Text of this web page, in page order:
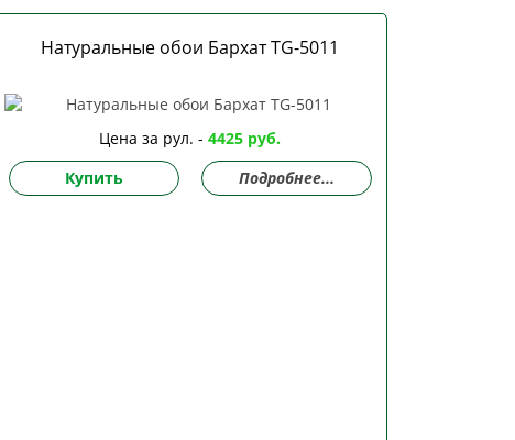
Натуральные обои Бархат TG-5011
Цена за рул. -4425 руб.
Купить
Подробнее...